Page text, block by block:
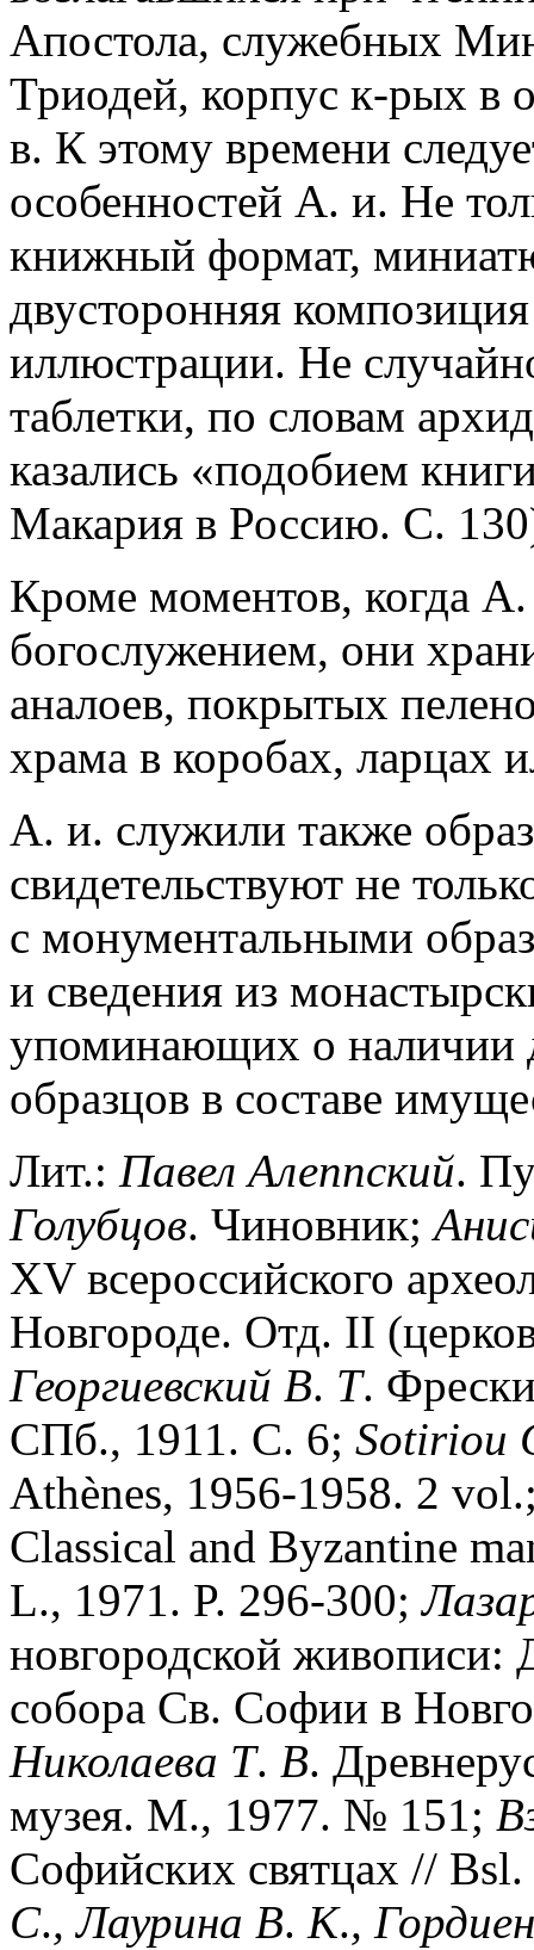
Апостола, служебных
Триодей, корпус к-рых в
в. К этому времени
особенностей А. и. Не
книжный формат,
двусторонняя
иллюстрации. Не
таблетки, по словам
казались «подобием
Макария в Россию. С.
Кроме моментов, когда А.
богослужением, они
аналоев, покрытых
храма в коробах, ларцах
А. и. служили также
свидетельствуют не
с монументальными
и сведения из
упоминающих о наличии
образцов в составе
Лит.: Павел Алеппский.
Голубцов. Чиновник;
XV всероссийского
Новгороде. Отд. II
Георгиевский В. Т.
СПб., 1911. С. 6; Sotiriou
Athènes, 1956-1958. 2
Classical and Byzantine
L., 1971. P. 296-300;
новгородской живописи:
собора Св. Софии в
Николаева Т. В.
музея. М., 1977. № 151;
Софийских святцах //
С., Лаурина В. К.,